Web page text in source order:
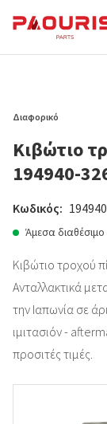
Διαφορικό
Κιβώτιο
194940-
Κωδικός:
Άμεσα διαθέσιμο
Κιβώτιο τροχού
Ανταλλακτικά
την Ιαπωνία σε
ιμιτασιόν -
προσιτές τιμές.